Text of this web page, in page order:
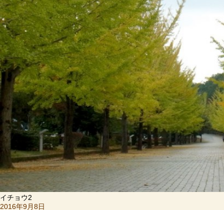
イチョウ2
投
2016年9月8日